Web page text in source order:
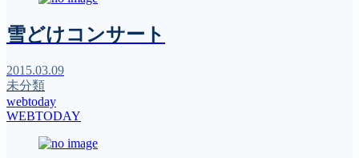
雪どけコンサート
2015.03.09
未分類
webtoday
WEBTODAY